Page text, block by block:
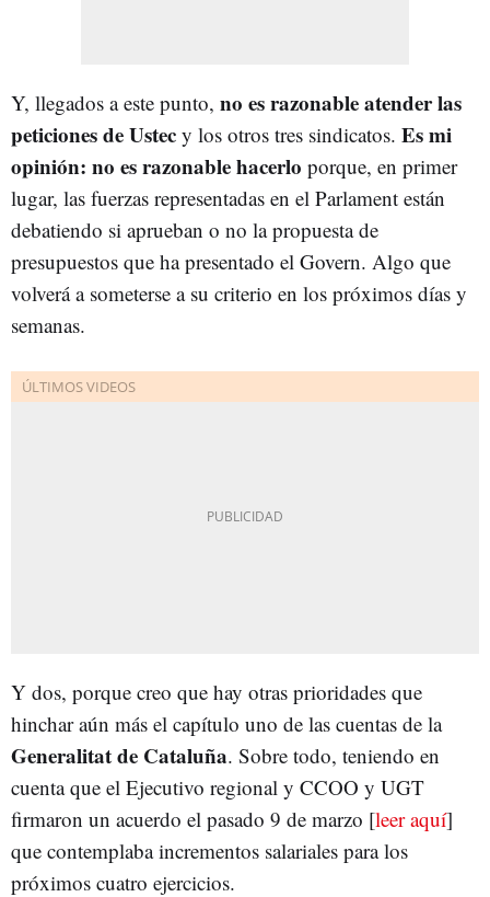
Y, llegados a este punto, no es razonable atender las
peticiones de Ustec y los otros tres sindicatos. Es mi
opinión: no es razonable hacerlo porque, en primer
lugar, las fuerzas representadas en el Parlament están
debatiendo si aprueban o no la propuesta de
presupuestos que ha presentado el Govern. Algo que
volverá a someterse a su criterio en los próximos días y
semanas.
Y dos, porque creo que hay otras prioridades que
hinchar aún más el capítulo uno de las cuentas de la
Generalitat de Cataluña. Sobre todo, teniendo en
cuenta que el Ejecutivo regional y CCOO y UGT
firmaron un acuerdo el pasado 9 de marzo [leer aquí]
que contemplaba incrementos salariales para los
próximos cuatro ejercicios.